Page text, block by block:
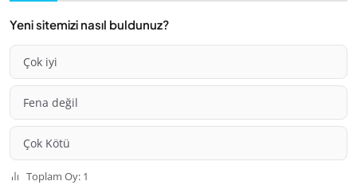
Yeni sitemizi nasıl buldunuz?
Çok iyi
Fena değil
Çok Kötü
Toplam Oy: 1